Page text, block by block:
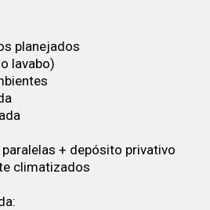
planejados
lavabo)
+ depósito privativo
climatizados